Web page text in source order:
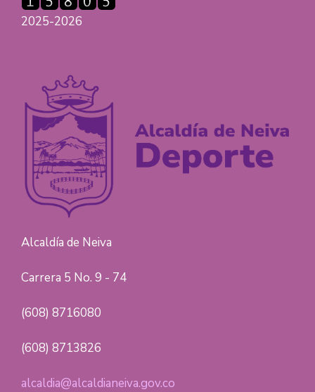
2025-2026
Alcaldía de Neiva
Carrera 5 No. 9 - 74
(608) 8716080
(608) 8713826
alcaldia@alcaldianeiva.gov.co